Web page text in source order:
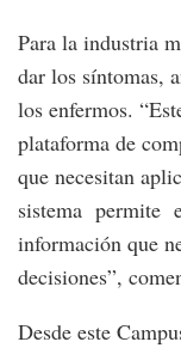
Para la industria
dar los síntomas,
los enfermos.
plataforma de
que necesitan
sistema permite
información que
decisiones”,
Desde este